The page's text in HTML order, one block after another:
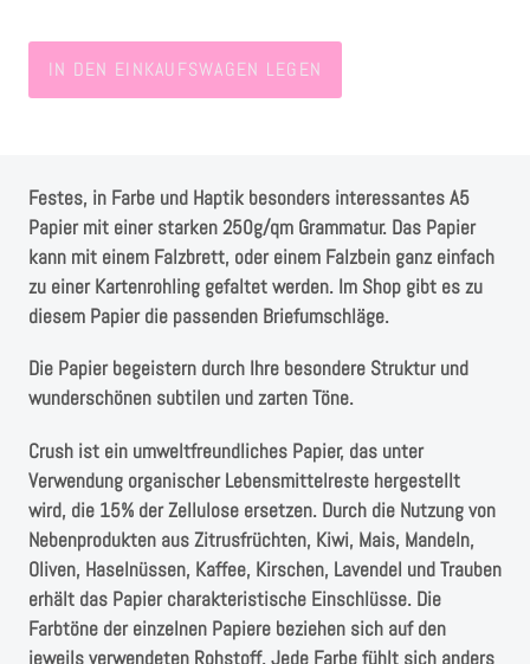
SALE
Kranzliebe
IN DEN EINKAUFSWAGEN LEGEN
Festes, in Farbe und Haptik besonders interessantes A5
Papier mit einer starken 250g/qm Grammatur. Das Papier
kann mit einem Falzbrett, oder einem Falzbein ganz einfach
zu einer Kartenrohling gefaltet werden. Im Shop gibt es zu
diesem Papier die passenden Briefumschläge.
Die Papier begeistern durch Ihre besondere Struktur und
wunderschönen subtilen und zarten Töne.
Crush ist ein umweltfreundliches Papier, das unter
Verwendung organischer Lebensmittelreste hergestellt
wird, die 15% der Zellulose ersetzen. Durch die Nutzung von
Nebenprodukten aus Zitrusfrüchten, Kiwi, Mais, Mandeln,
Oliven, Haselnüssen, Kaffee, Kirschen, Lavendel und Trauben
erhält das Papier charakteristische Einschlüsse. Die
Farbtöne der einzelnen Papiere beziehen sich auf den
jeweils verwendeten Rohstoff. Jede Farbe fühlt sich anders